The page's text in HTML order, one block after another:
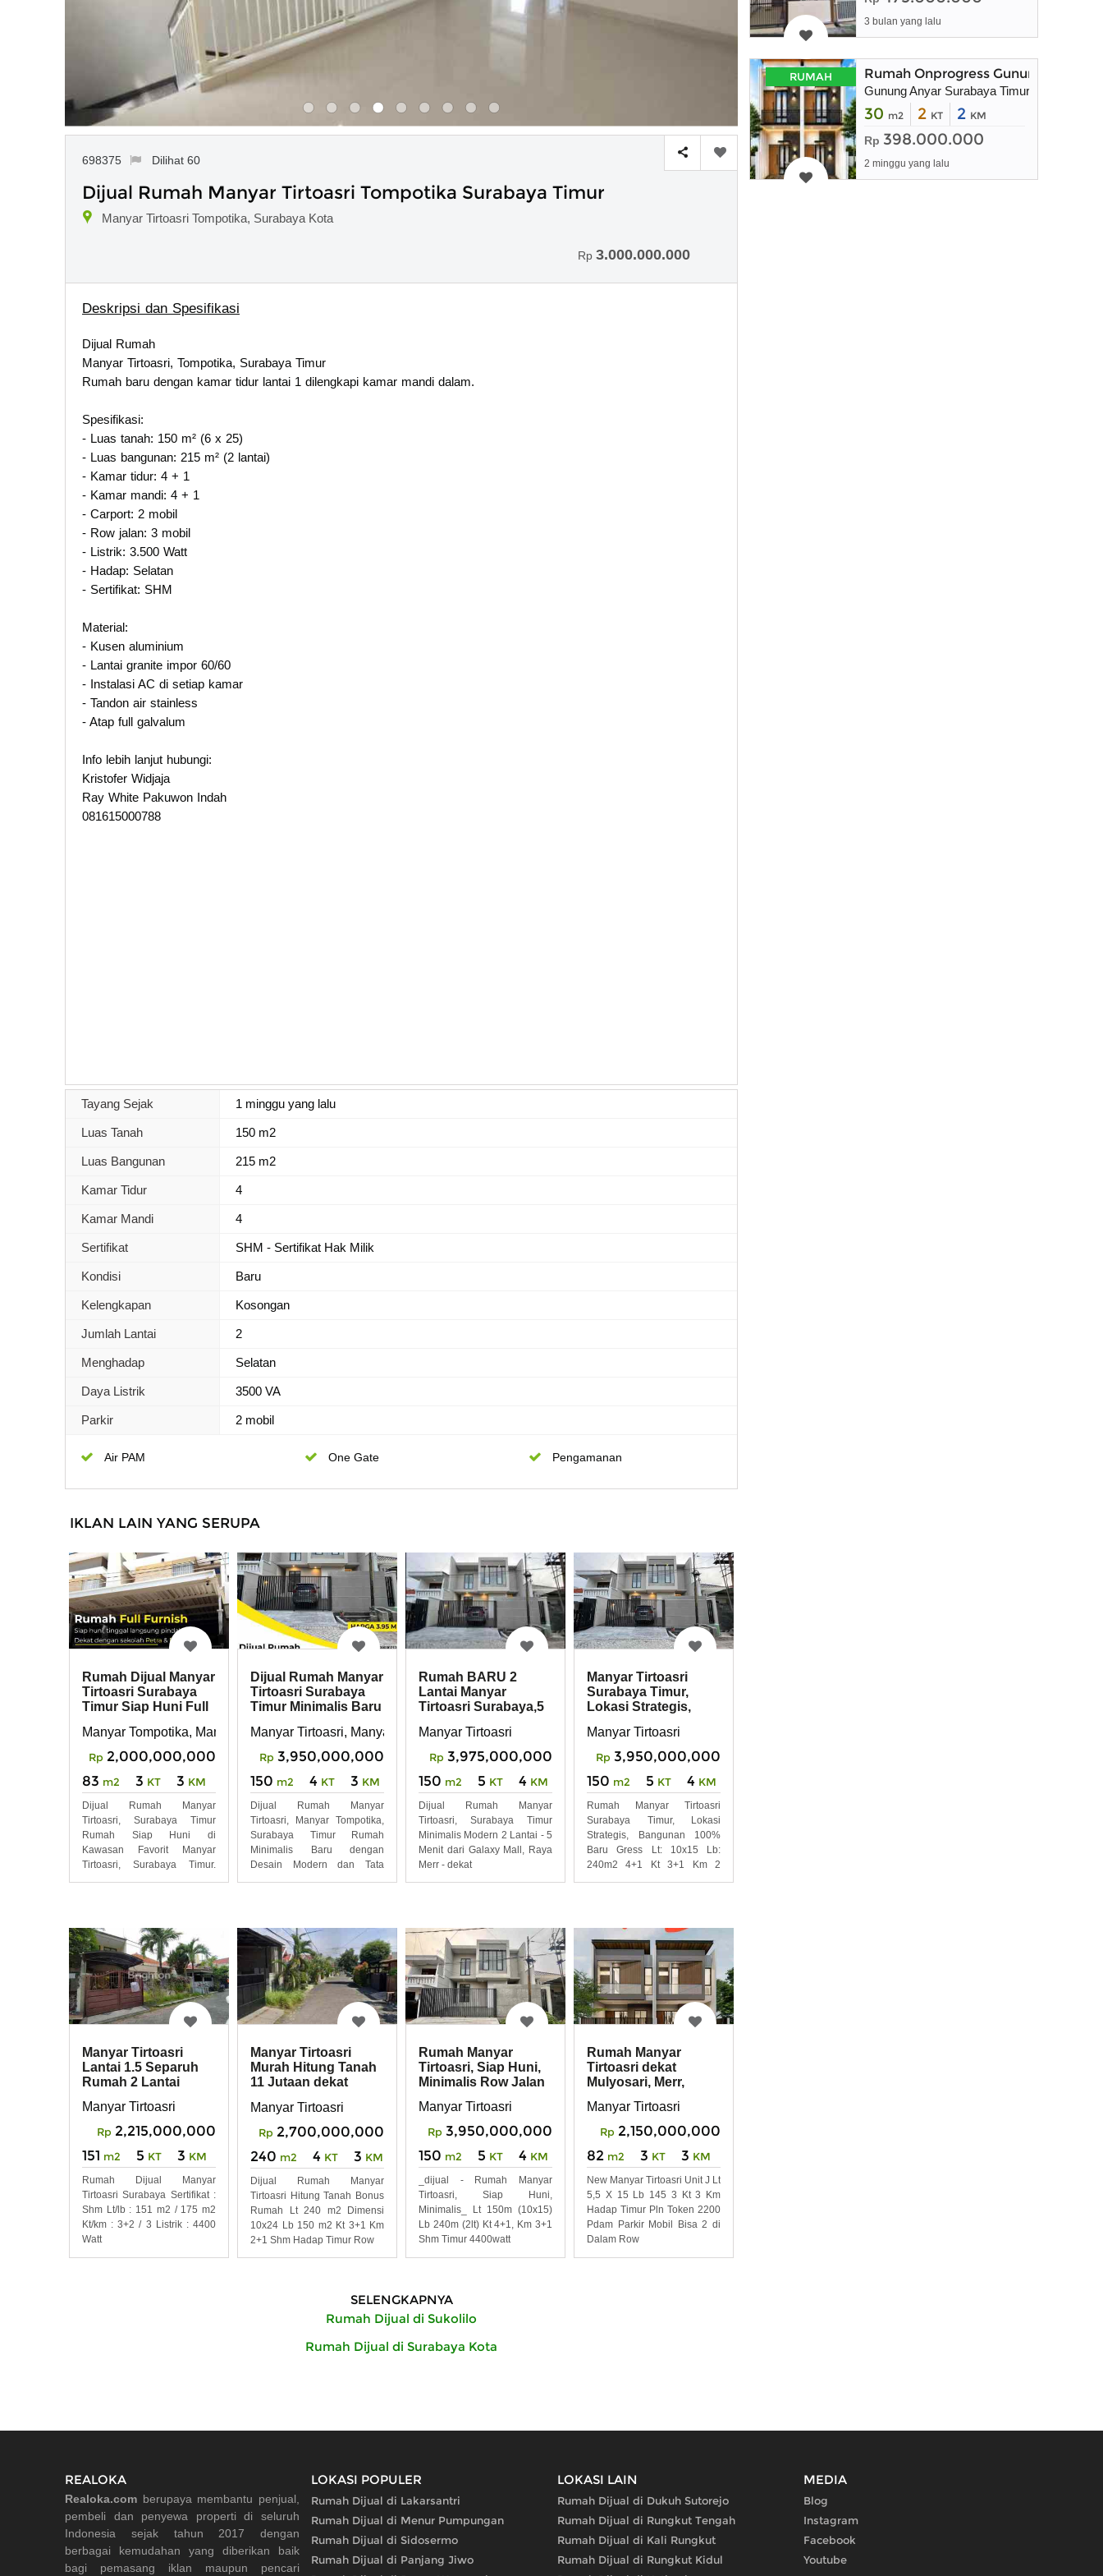
698375 Dilihat 60
Dijual Rumah Manyar Tirtoasri Tompotika Surabaya Timur
Manyar Tirtoasri Tompotika, Surabaya Kota
Rp 3.000.000.000
Deskripsi dan Spesifikasi
Dijual Rumah
Manyar Tirtoasri, Tompotika, Surabaya Timur
Rumah baru dengan kamar tidur lantai 1 dilengkapi kamar mandi dalam.
Spesifikasi:
- Luas tanah: 150 m² (6 x 25)
- Luas bangunan: 215 m² (2 lantai)
- Kamar tidur: 4 + 1
- Kamar mandi: 4 + 1
- Carport: 2 mobil
- Row jalan: 3 mobil
- Listrik: 3.500 Watt
- Hadap: Selatan
- Sertifikat: SHM
Material:
- Kusen aluminium
- Lantai granite impor 60/60
- Instalasi AC di setiap kamar
- Tandon air stainless
- Atap full galvalum
Info lebih lanjut hubungi:
Kristofer Widjaja
Ray White Pakuwon Indah
081615000788
Tayang Sejak 1 minggu yang lalu
Luas Tanah 150 m2
Luas Bangunan 215 m2
Kamar Tidur 4
Kamar Mandi 4
Sertifikat SHM - Sertifikat Hak Milik
Kondisi Baru
Kelengkapan Kosongan
Jumlah Lantai 2
Menghadap Selatan
Daya Listrik 3500 VA
Parkir 2 mobil
Air PAM One Gate Pengamanan
IKLAN LAIN YANG SERUPA
Rumah Dijual Manyar
Tirtoasri Surabaya
Timur Siap Huni Full
Manyar Tompotika, Manyar Tirtoasri
Rp 2,000,000,000
83 m2 3 KT 3 KM
Dijual Rumah Manyar
Tirtoasri, Surabaya Timur
Rumah Siap Huni di
Kawasan Favorit Manyar
Tirtoasri, Surabaya Timur.
Dijual Rumah Manyar
Tirtoasri Surabaya
Timur Minimalis Baru
Manyar Tirtoasri, Manyar Tompotika
Rp 3,950,000,000
150 m2 4 KT 3 KM
Dijual Rumah Manyar
Tirtoasri, Manyar Tompotika,
Surabaya Timur Rumah
Minimalis Baru dengan
Desain Modern dan Tata
Rumah BARU 2
Lantai Manyar
Tirtoasri Surabaya,5
Mall
Manyar Tirtoasri
Rp 3,975,000,000
150 m2 5 KT 4 KM
Dijual Rumah Manyar
Tirtoasri, Surabaya Timur
Minimalis Modern 2 Lantai - 5
Menit dari Galaxy Mall, Raya
Merr - dekat
Manyar Tirtoasri
Surabaya Timur,
Lokasi Strategis,
Manyar Tirtoasri
Rp 3,950,000,000
150 m2 5 KT 4 KM
Rumah Manyar Tirtoasri
Surabaya Timur, Lokasi
Strategis, Bangunan 100%
Baru Gress Lt: 10x15 Lb:
240m2 4+1 Kt 3+1 Km 2
Manyar Tirtoasri
Lantai 1.5 Separuh
Rumah 2 Lantai
Manyar Tirtoasri
Rp 2,215,000,000
151 m2 5 KT 3 KM
Rumah Dijual Manyar
Tirtoasri Surabaya Sertifikat :
Shm Lt/lb : 151 m2 / 175 m2
Kt/km : 3+2 / 3 Listrik : 4400
Watt
Manyar Tirtoasri
Murah Hitung Tanah
11 Jutaan dekat
Manyar Tirtoasri
Rp 2,700,000,000
240 m2 4 KT 3 KM
Dijual Rumah Manyar
Tirtoasri Hitung Tanah Bonus
Rumah Lt 240 m2 Dimensi
10x24 Lb 150 m2 Kt 3+1 Km
2+1 Shm Hadap Timur Row
Rumah Manyar
Tirtoasri, Siap Huni,
Minimalis Row Jalan
Manyar Tirtoasri
Rp 3,950,000,000
150 m2 5 KT 4 KM
_dijual - Rumah Manyar
Tirtoasri, Siap Huni,
Minimalis_ Lt 150m (10x15)
Lb 240m (2lt) Kt 4+1, Km 3+1
Shm Timur 4400watt
Rumah Manyar
Tirtoasri dekat
Mulyosari, Merr,
YYU
Manyar Tirtoasri
Rp 2,150,000,000
82 m2 3 KT 3 KM
New Manyar Tirtoasri Unit J Lt
5,5 X 15 Lb 145 3 Kt 3 Km
Hadap Timur Pln Token 2200
Pdam Parkir Mobil Bisa 2 di
Dalam Row
SELENGKAPNYA
Rumah Dijual di Sukolilo
Rumah Dijual di Surabaya Kota
3 bulan yang lalu
RUMAH Rumah Onprogress Gunung Anyar
Gunung Anyar Surabaya Timur
30 m2 2 KT 2 KM
Rp 398.000.000
2 minggu yang lalu
REALOKA
Realoka.com berupaya membantu penjual,
pembeli dan penyewa properti di seluruh
Indonesia sejak tahun 2017 dengan
berbagai kemudahan yang diberikan baik
bagi pemasang iklan maupun pencari
LOKASI POPULER
Rumah Dijual di Lakarsantri
Rumah Dijual di Menur Pumpungan
Rumah Dijual di Sidosermo
Rumah Dijual di Panjang Jiwo
LOKASI LAIN
Rumah Dijual di Dukuh Sutorejo
Rumah Dijual di Rungkut Tengah
Rumah Dijual di Kali Rungkut
Rumah Dijual di Rungkut Kidul
MEDIA
Blog
Instagram
Facebook
Youtube